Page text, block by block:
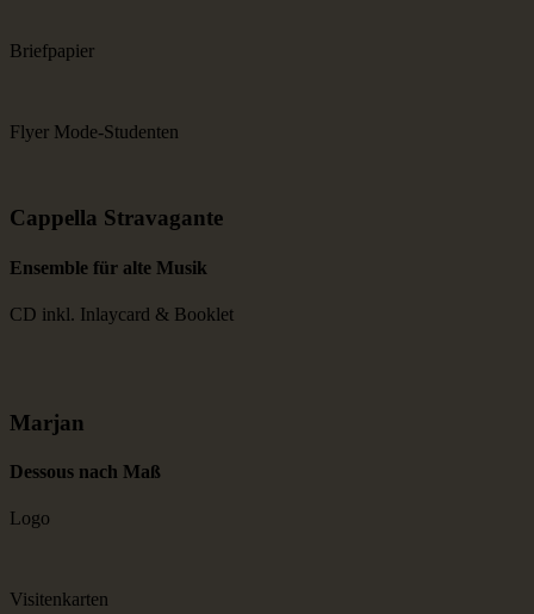
Briefpapier
Flyer Mode-Studenten
Cappella Stravagante
Ensemble für alte Musik
CD inkl. Inlaycard & Booklet
Marjan
Dessous nach Maß
Logo
Visitenkarten